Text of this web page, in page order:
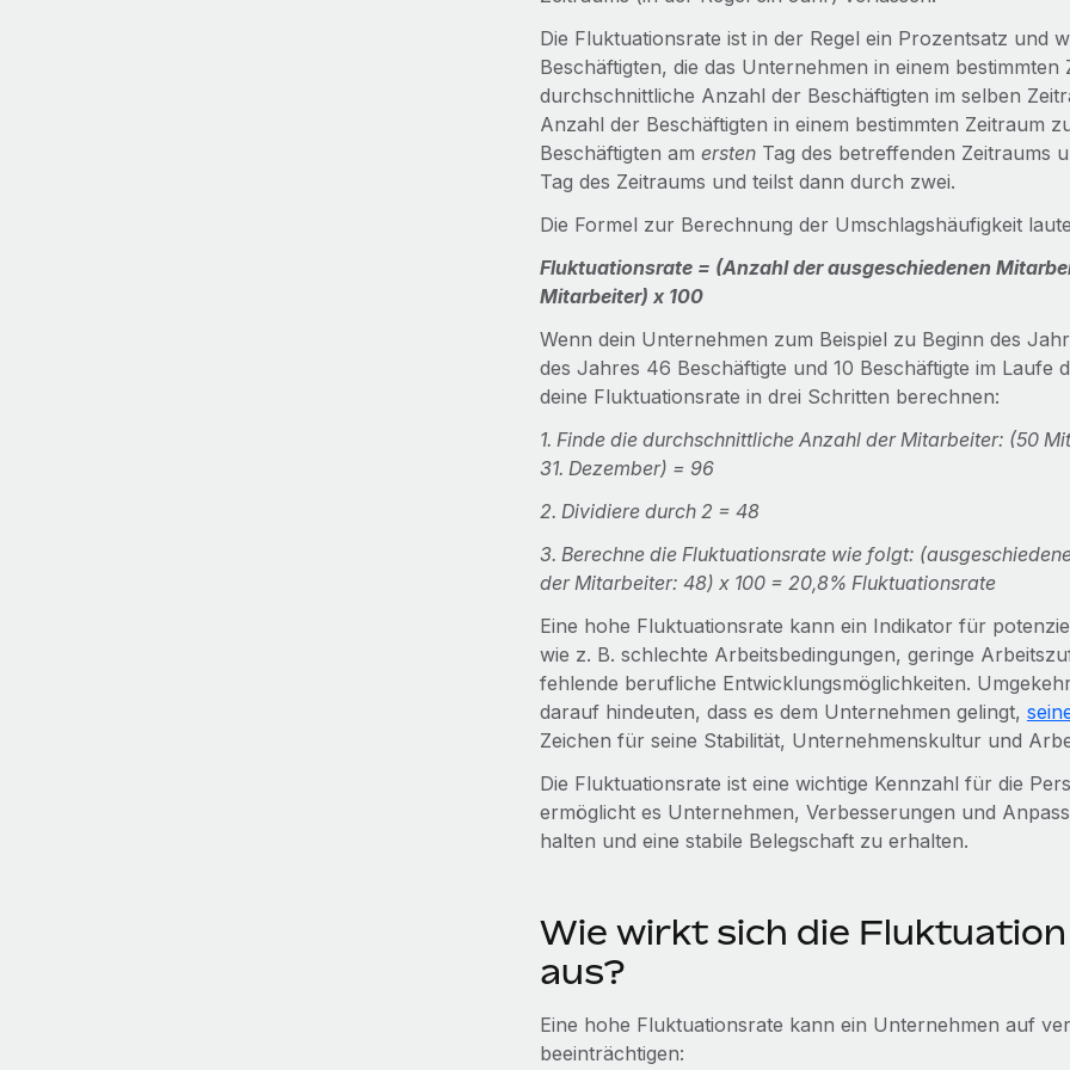
Die Fluktuationsrate ist in der Regel ein Prozentsatz und
Beschäftigten, die das Unternehmen in einem
durchschnittliche Anzahl der Beschäftigten im selben
Anzahl der Beschäftigten in einem bestimmten Zeitraum
Beschäftigten am erstenTag des betreffenden Zeitraums
Tag des Zeitraums und teilst dann durch zwei.
Die Formel zur Berechnung der Umschlagshäufigkeit
Fluktuationsrate = (Anzahl der ausgeschiedenen
Mitarbeiter) x 100
Wenn dein Unternehmen zum Beispiel zu Beginn des
des Jahres 46 Beschäftigte und 10 Beschäftigte im Laufe
deine Fluktuationsrate in drei Schritten berechnen:
1. Finde die durchschnittliche Anzahl der Mitarbeiter: (50
31. Dezember) = 96
2. Dividiere durch 2 = 48
3. Berechne die Fluktuationsrate wie folgt:
der Mitarbeiter: 48) x 100 = 20,8% Fluktuationsrate
Eine hohe Fluktuationsrate kann ein Indikator für
wie z. B. schlechte Arbeitsbedingungen, geringe
fehlende berufliche Entwicklungsmöglichkeiten.
darauf hindeuten, dass es dem Unternehmen gelingt,
Zeichen für seine Stabilität, Unternehmenskultur und
Die Fluktuationsrate ist eine wichtige Kennzahl für die
ermöglicht es Unternehmen, Verbesserungen und
halten und eine stabile Belegschaft zu erhalten.
Wie wirkt sich die
aus?
Eine hohe Fluktuationsrate kann ein Unternehmen auf
beeinträchtigen: